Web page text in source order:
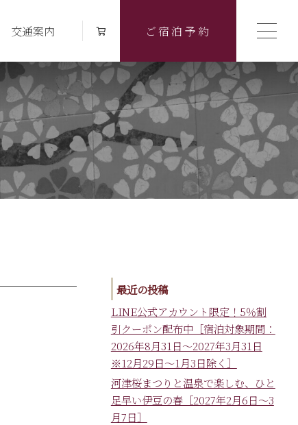
交通案内 ご宿泊予約
最近の投稿
LINE公式アカウント限定！5％割
引クーポン配布中［宿泊対象期間：
2026年8月31日～2027年3月31日
※12月29日～1月3日除く］
河津桜まつりと温泉で楽しむ、ひと
足早い伊豆の春［2027年2月6日～3
月7日］